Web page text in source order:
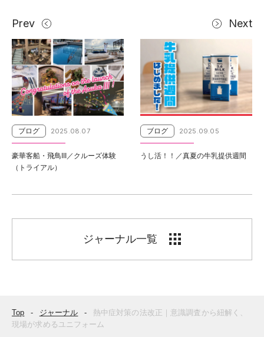
Prev
ブログ 2025.08.07
豪華客船・飛鳥III／クルーズ体験
（トライアル）
Next
ブログ 2025.09.05
うし活！！／真夏の牛乳提供週間
ジャーナル一覧
Top ジャーナル
熱中症対策の法改正｜意識調査から紐解く、
現場が求めるユニフォーム